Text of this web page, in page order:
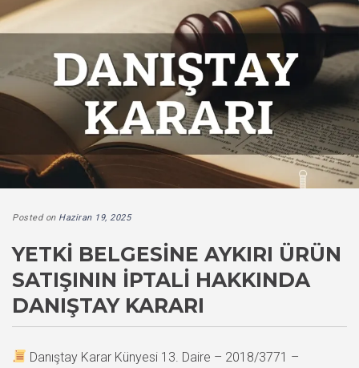
Posted on Haziran 19, 2025
YETKI BELGESINE AYKIRI ÜRÜN
SATIŞININ İPTALI HAKKINDA
DANIŞTAY KARARI
Danıştay Karar Künyesi 13. Daire – 2018/3771 –